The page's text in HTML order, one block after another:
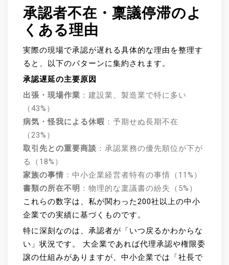
承認者不在・稟議停滞のよ
くある理由
実際の現場で承認が遅れる具体的な理由を整理す
ると、以下のパターンに集約されます。
承認遅延の主要原因
出張・現場作業 ：建設業、製造業で特に多い
（43%）
病気・怪我による休暇 ：予期せぬ長期不在
（23%）
取引先との重要商談 ：承認業務の優先順位が下が
る（18%）
家族の事情 ：中小企業経営者特有の事情（11%）
書類の所在不明 ：物理的な稟議書の紛失（5%）
これらの数字は、私が関わった200社以上の中小
企業での実績に基づくものです。
特に深刻なのは、承認者が「いつ戻るかわからな
い」状況です。 大企業であれば代理承認や権限委
譲の仕組みがありますが、中小企業では「社長で